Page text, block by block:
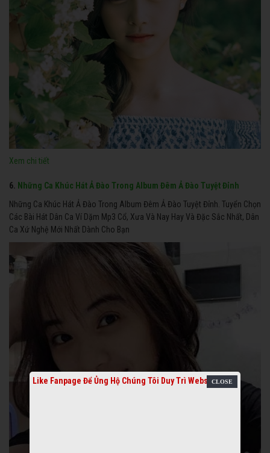
Xem chi tiết
6.
Những Ca Khúc Hát Ả Đào Trong Album Đêm Ả Đào Tuyệt Đỉnh
Những Ca Khúc Hát Ả Đào Trong Album Đêm Ả Đào Tuyệt Đỉnh. Tuyển Chọn
Các Bài Hát Dân Ca Ví Dặm Mp3 Cổ, Xưa Và Nay Hay Và Đặc Sắc Nhất, Dân
Ca Xứ Nghệ Mới Nhất Dành Cho Bạn
Like Fanpage Để Ủng Hộ Chúng Tôi Duy Trì Website